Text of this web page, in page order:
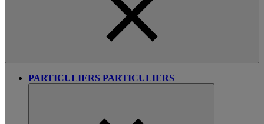
PARTICULIERS PARTICULIERS